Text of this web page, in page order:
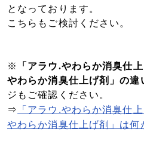
となっております。
こちらもご検討ください。
※
「アラウ.やわらか消臭仕
やわらか消臭仕上げ剤」の違
ジもご確認ください。
⇒
「アラウ.やわらか消臭仕
やわらか消臭仕上げ剤」は何